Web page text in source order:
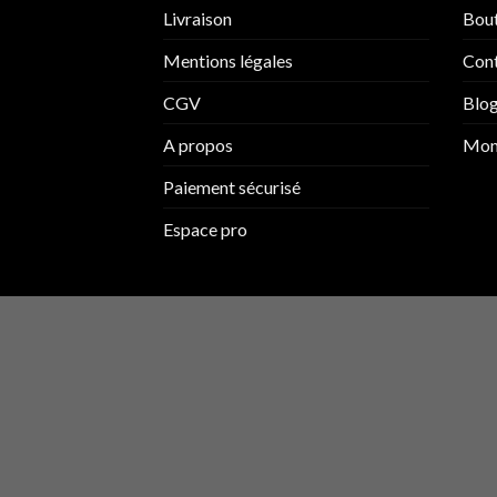
Livraison
Mentions légales
CGV
A propos
Paiement sécurisé
Espace pro